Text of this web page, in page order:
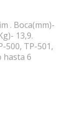
. Boca(mm)-
13,9.
500, TP-501,
hasta 6